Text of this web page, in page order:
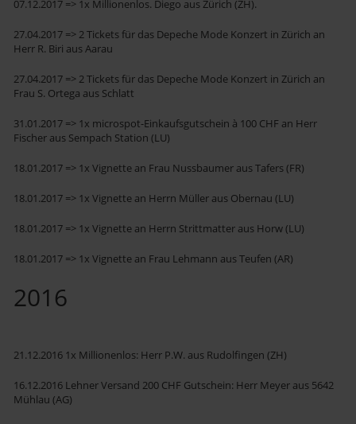
07.12.2017 => 1x Millionenlos. Diego aus Zürich (ZH).
27.04.2017 => 2 Tickets für das Depeche Mode Konzert in Zürich an
Herr R. Biri aus Aarau
27.04.2017 => 2 Tickets für das Depeche Mode Konzert in Zürich an
Frau S. Ortega aus Schlatt
31.01.2017 => 1x microspot-Einkaufsgutschein à 100 CHF an Herr
Fischer aus Sempach Station (LU)
18.01.2017 => 1x Vignette an Frau Nussbaumer aus Tafers (FR)
18.01.2017 => 1x Vignette an Herrn Müller aus Obernau (LU)
18.01.2017 => 1x Vignette an Herrn Strittmatter aus Horw (LU)
18.01.2017 => 1x Vignette an Frau Lehmann aus Teufen (AR)
2016
21.12.2016 1x Millionenlos: Herr P.W. aus Rudolfingen (ZH)
16.12.2016 Lehner Versand 200 CHF Gutschein: Herr Meyer aus 5642
Mühlau (AG)